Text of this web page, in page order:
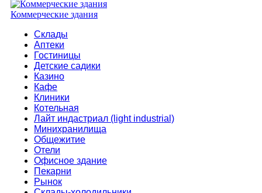
Коммерческие здания
Склады
Аптеки
Гостиницы
Детские садики
Казино
Кафе
Клиники
Котельная
Лайт индастриал (light industrial)
Минихранилища
Общежитие
Отели
Офисное здание
Пекарни
Рынок